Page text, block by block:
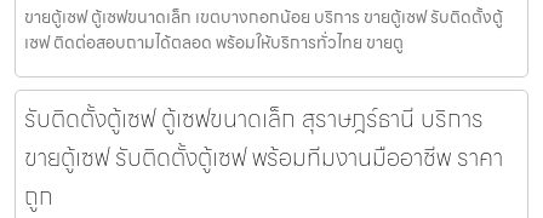
ขายตู้เซฟ ตู้เซฟขนาดเล็ก เขตบางกอกน้อย บริการ ขายตู้เซฟ รับติดตั้งตู้
เซฟ ติดต่อสอบถามได้ตลอด พร้อมให้บริการทั่วไทย ขายตู
รับติดตั้งตู้เซฟ ตู้เซฟขนาดเล็ก สุราษฎร์ธานี บริการ
ขายตู้เซฟ รับติดตั้งตู้เซฟ พร้อมทีมงานมืออาชีพ ราคา
ถูก